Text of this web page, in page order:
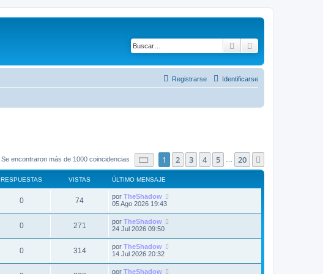
Buscar
Identificarse
Registrarse
Se encontraron más de 1000 coincidencias Página1 de 20
1 2 3 4 5 20
RESPUESTAS VISTAS ÚLTIMO MENSAJE
0R
e
p
u
74V
i
t
a
Ú
l
m
o
m
e
n
s
a
por TheShadow
05 Ago 2026 19:43
0R
e
271
i
Ú
l
m
o
m
e
por TheShadow
24 Jul 2026 09:50
0R
e
314V
i
Ú
por TheShadow
14 Jul 2026 20:32
Ú
por TheShadow